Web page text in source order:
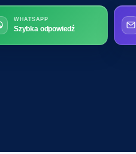
WHATSAPP
Szybka odpowiedź